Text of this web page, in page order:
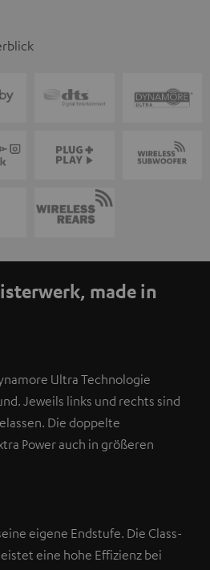
made in
Ultra Technologie
Jeweils links und rechts sind
Die doppelte
Power auch in größeren
eigene Endstufe. Die Class-
eine hohe Effizienz bei